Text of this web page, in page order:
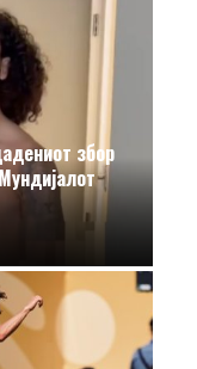
збор